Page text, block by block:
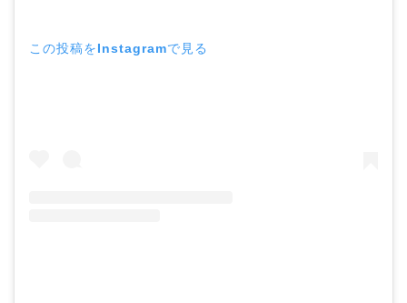
この投稿をInstagramで見る